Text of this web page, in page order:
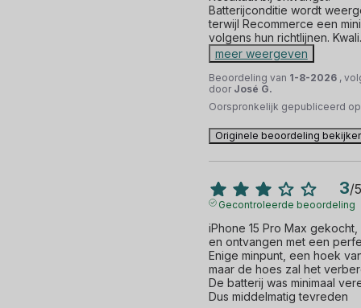
Batterijconditie wordt
terwijl Recommerce een
volgens hun richtlijnen. Kwali
meer weergeven
Beoordeling van 1-8-2026 ,
door José G.
Oorspronkelijk gepubliceerd
Originele beoordeling
3/5
Gecontroleerde beoordeling
iPhone 15 Pro Max
en ontvangen met een
Enige minpunt, een hoek
maar de hoes zal het
De batterij was minimaal
Dus middelmatig tevreden